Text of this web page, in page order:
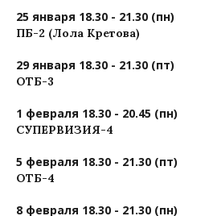
25 января 18.30 - 21.30 (пн)
ПБ-2 (Лола Кретова)
29 января 18.30 - 21.30 (пт)
ОТБ-3
1 февраля 18.30 - 20.45 (пн)
СУПЕРВИЗИЯ-4
5 февраля 18.30 - 21.30 (пт)
ОТБ-4
8 февраля 18.30 - 21.30 (пн)